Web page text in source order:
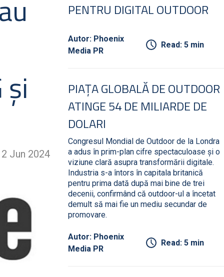
Jun 2024
PENTRU DIGITAL OUTDOOR
Autor: Phoenix
Media PR
Read: 5 min
PIAȚA GLOBALĂ DE OUTDOOR
ATINGE 54 DE MILIARDE DE
DOLARI
Congresul Mondial de Outdoor de la Londra
a adus în prim-plan cifre spectaculoase și o
viziune clară asupra transformării digitale.
Industria s-a întors în capitala britanică
pentru prima dată după mai bine de trei
decenii, confirmând că outdoor-ul a încetat
demult să mai fie un mediu secundar de
promovare.
Autor: Phoenix
Media PR
Read: 5 min